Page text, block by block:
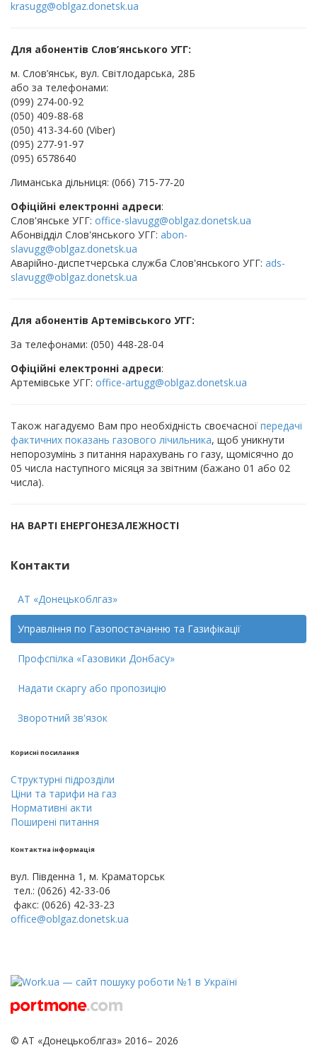
krasugg@oblgaz.donetsk.ua
Для абонентів Слов’янського УГГ:
м. Слов’янськ, вул. Світлодарська, 28Б
або за телефонами:
(099) 274-00-92
(050) 409-88-68
(050) 413-34-60 (Viber)
(095) 277-91-97
(095) 6578640
Лиманська дільниця: (066) 715-77-20
Офіційні електронні адреси:
Слов'янське УГГ: office-slavugg@oblgaz.donetsk.ua
Абонвідділ Слов'янського УГГ: abon-
slavugg@oblgaz.donetsk.ua
Аварійно-диспетчерська служба Слов'янського УГГ: ads-
slavugg@oblgaz.donetsk.ua
Для абонентів Артемівського УГГ:
За телефонами: (050) 448-28-04
Офіційні електронні адреси:
Артемівське УГГ: office-artugg@oblgaz.donetsk.ua
Також нагадуємо Вам про необхідність своєчасної передачі
фактичних показань газового лічильника, щоб уникнути
непорозумінь з питання нарахувань го газу, щомісячно до
05 числа наступного місяця за звітним (бажано 01 або 02
числа).
НА ВАРТІ ЕНЕРГОНЕЗАЛЕЖНОСТІ
Контакти
АТ «Донецькоблгаз»
Управління по Газопостачанню та Газифікації
Профспiлка «Газовики Донбасу»
Надати скаргу або пропозицію
Зворотний зв'язок
Кориснi посилання
Cтруктурнi пiдроздiли
Цiни тa тарифи на газ
Нормативні акти
Поширені питання
Контактна інформація
вул. Південна 1, м. Краматорськ
тел.: (0626) 42-33-06
факс: (0626) 42-33-23
office@oblgaz.donetsk.ua
© АТ «Донецькоблгаз» 2016– 2026